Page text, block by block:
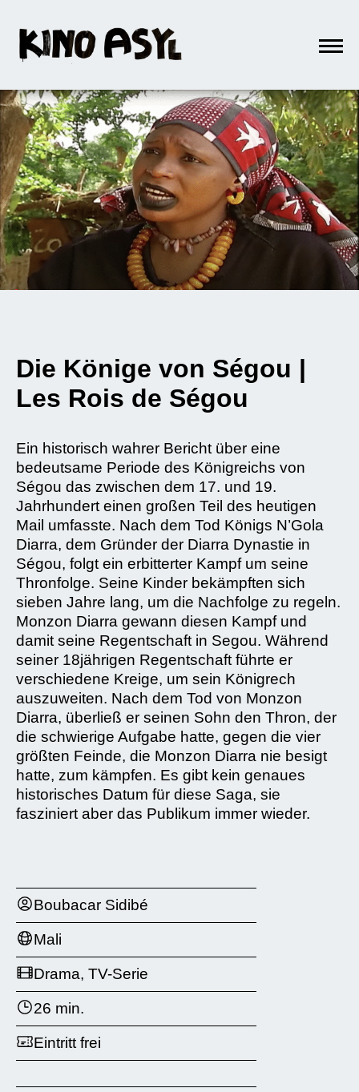
Die Könige von Ségou |
Les Rois de Ségou
Ein historisch wahrer Bericht über eine
bedeutsame Periode des Königreichs von
Ségou das zwischen dem 17. und 19.
Jahrhundert einen großen Teil des heutigen
Mail umfasste. Nach dem Tod Königs N’Gola
Diarra, dem Gründer der Diarra Dynastie in
Ségou, folgt ein erbitterter Kampf um seine
Thronfolge. Seine Kinder bekämpften sich
sieben Jahre lang, um die Nachfolge zu regeln.
Monzon Diarra gewann diesen Kampf und
damit seine Regentschaft in Segou. Während
seiner 18jährigen Regentschaft führte er
verschiedene Kreige, um sein Königrech
auszuweiten. Nach dem Tod von Monzon
Diarra, überließ er seinen Sohn den Thron, der
die schwierige Aufgabe hatte, gegen die vier
größten Feinde, die Monzon Diarra nie besigt
hatte, zum kämpfen. Es gibt kein genaues
historisches Datum für diese Saga, sie
fasziniert aber das Publikum immer wieder.
Boubacar Sidibé
Mali
Drama, TV-Serie
26 min.
Eintritt frei